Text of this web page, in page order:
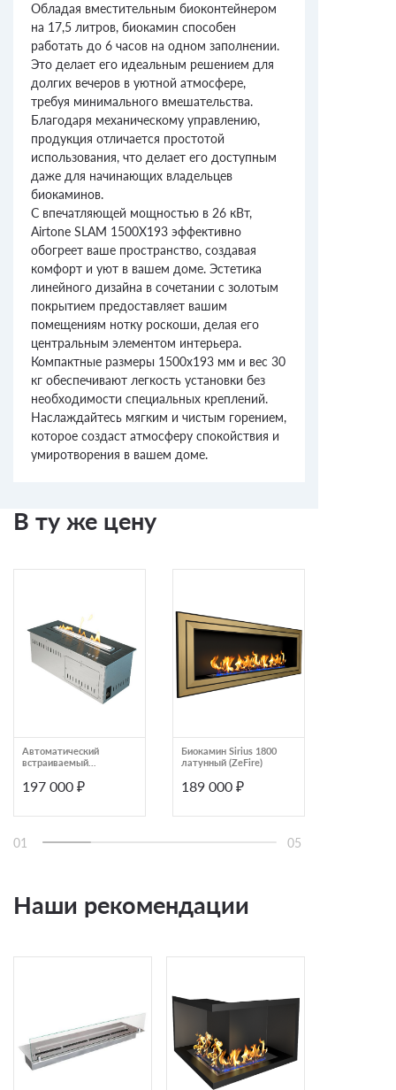
Обладая вместительным биоконтейнером
на 17,5 литров, биокамин способен
работать до 6 часов на одном заполнении.
Это делает его идеальным решением для
долгих вечеров в уютной атмосфере,
требуя минимального вмешательства.
Благодаря механическому управлению,
продукция отличается простотой
использования, что делает его доступным
даже для начинающих владельцев
биокаминов.
С впечатляющей мощностью в 26 кВт,
Airtone SLAM 1500X193 эффективно
обогреет ваше пространство, создавая
комфорт и уют в вашем доме. Эстетика
линейного дизайна в сочетании с золотым
покрытием предоставляет вашим
помещениям нотку роскоши, делая его
центральным элементом интерьера.
Компактные размеры 1500x193 мм и вес 30
кг обеспечивают легкость установки без
необходимости специальных креплений.
Наслаждайтесь мягким и чистым горением,
которое создаст атмосферу спокойствия и
умиротворения в вашем доме.
В ту же цену
Автоматический
встраиваемый
Andalle 450, графит
197 000 ₽
Биокамин Sirius 1800
латунный (ZeFire)
189 000 ₽
01 05
Наши рекомендации